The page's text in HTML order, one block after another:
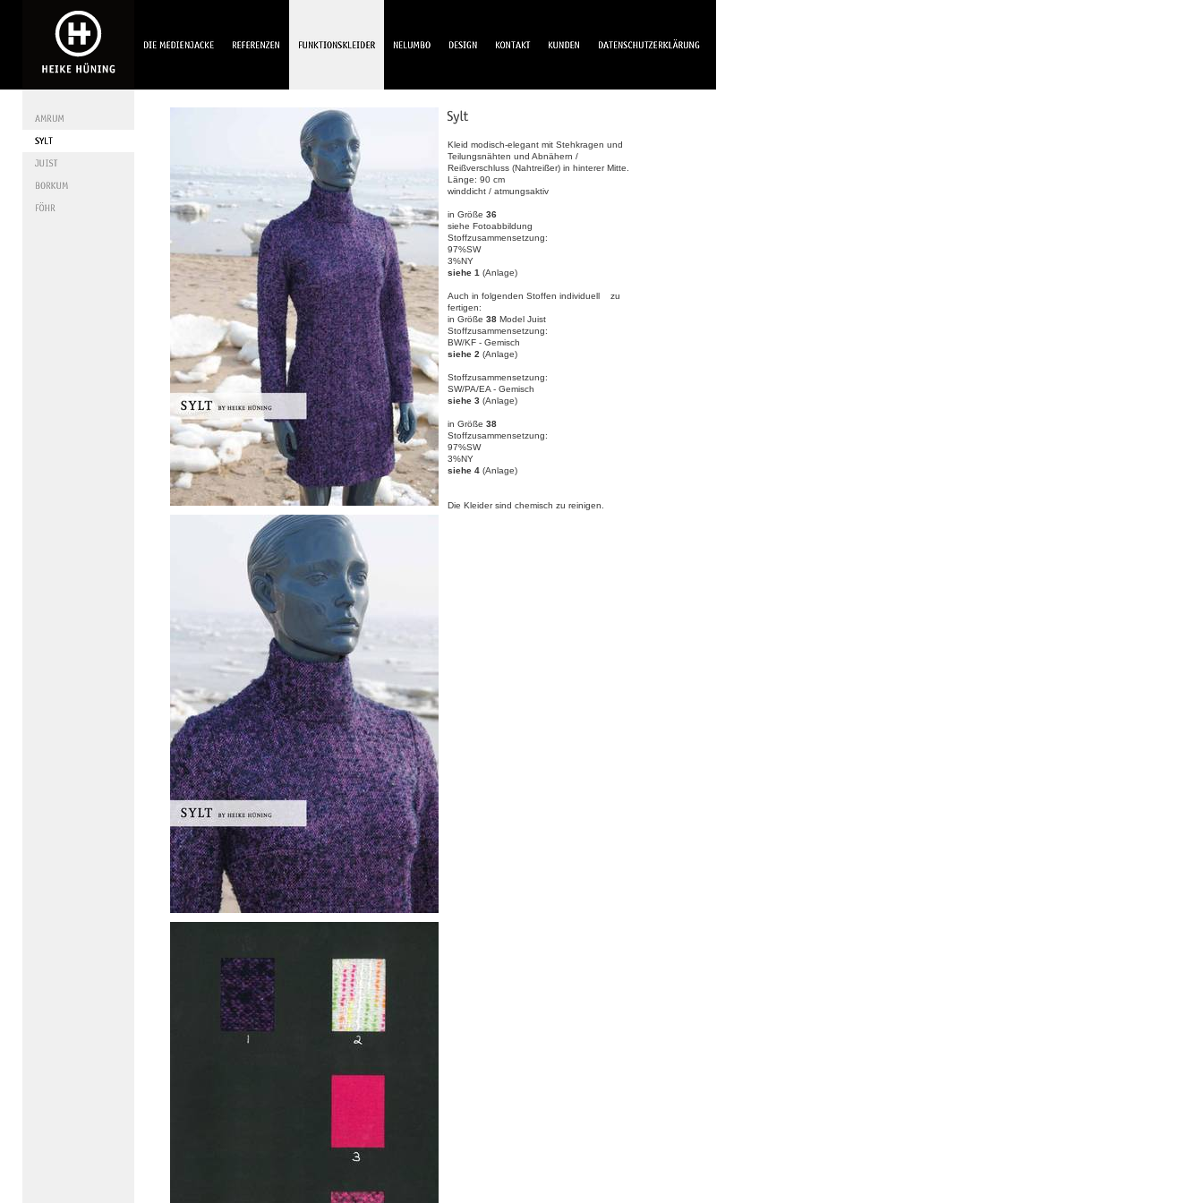
Kleid modisch-elegant mit Stehkragen und
Teilungsnähten und Abnähern /
Reißverschluss (Nahtreißer) in hinterer Mitte.
Länge: 90 cm
winddicht / atmungsaktiv
in Größe 36
siehe Fotoabbildung
Stoffzusammensetzung:
97%SW
3%NY
siehe 1 (Anlage)
Auch in folgenden Stoffen individuell zu
fertigen:
in Größe 38 Model Juist
Stoffzusammensetzung:
BW/KF - Gemisch
siehe 2 (Anlage)
Stoffzusammensetzung:
SW/PA/EA - Gemisch
siehe 3 (Anlage)
in Größe 38
Stoffzusammensetzung:
97%SW
3%NY
siehe 4 (Anlage)
Die Kleider sind chemisch zu reinigen.